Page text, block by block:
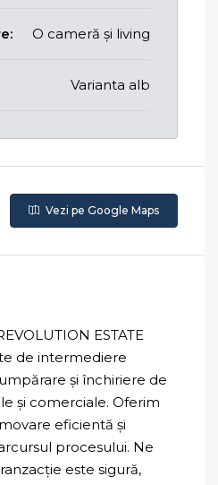
O cameră și living
Varianta alb
Vezi pe Google Maps
ESTATE
de intermediere
și închiriere de
și comerciale. Oferim
eficientă și
procesului. Ne
este sigură,